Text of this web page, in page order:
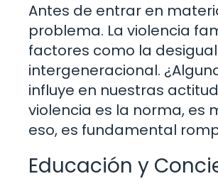
Antes de entrar en
problema. La violencia
factores como la
intergeneracional.
influye en nuestras
violencia es la norma, es
eso, es fundamental
Educación y